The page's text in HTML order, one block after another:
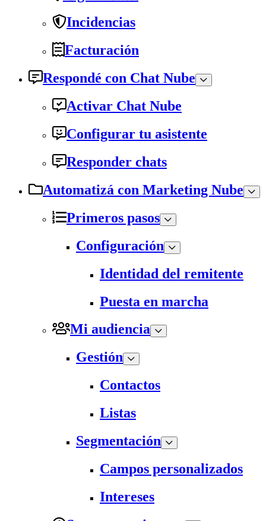
Incidencias
Facturación
Respondé con Chat Nube
Activar Chat Nube
Configurar tu asistente
Responder chats
Automatizá con Marketing Nube
Primeros pasos
Configuración
Identidad del remitente
Puesta en marcha
Mi audiencia
Gestión
Contactos
Listas
Segmentación
Campos personalizados
Intereses